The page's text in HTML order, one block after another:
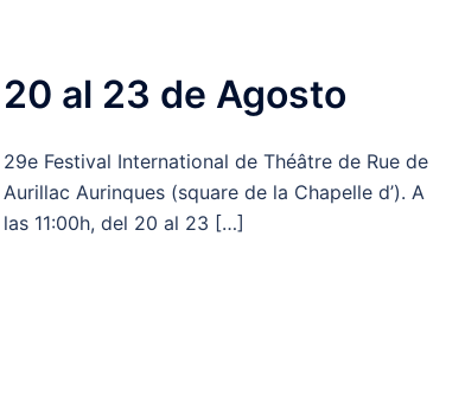
20 al 23 de Agosto
29e Festival International de Théâtre de Rue de
Aurillac Aurinques (square de la Chapelle d’). A
las 11:00h, del 20 al 23 […]